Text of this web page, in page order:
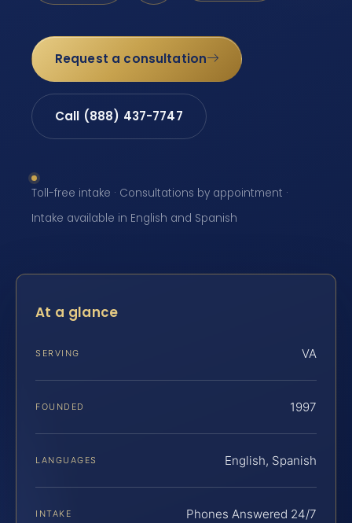
Request a consultation
Call (888) 437-7747
Toll-free intake · Consultations by appointment ·
Intake available in English and Spanish
At a glance
SERVING VA
FOUNDED 1997
LANGUAGES English, Spanish
INTAKE Phones Answered 24/7